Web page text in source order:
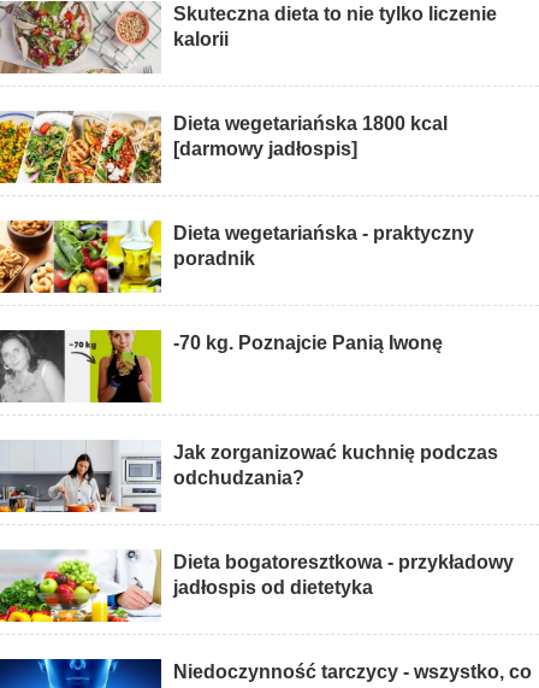
Skuteczna dieta to nie tylko liczenie
kalorii
Dieta wegetariańska 1800 kcal
[darmowy jadłospis]
Dieta wegetariańska - praktyczny
poradnik
-70 kg. Poznajcie Panią Iwonę
Jak zorganizować kuchnię podczas
odchudzania?
Dieta bogatoresztkowa - przykładowy
jadłospis od dietetyka
Niedoczynność tarczycy - wszystko, co